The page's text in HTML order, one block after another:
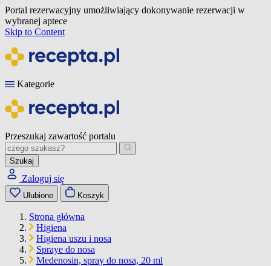
Portal rezerwacyjny umożliwiający dokonywanie rezerwacji w
wybranej aptece
Skip to Content
Kategorie
Przeszukaj zawartość portalu
Szukaj
Zaloguj się
Ulubione Koszyk
Strona główna
Higiena
Higiena uszu i nosa
Spraye do nosa
Medenosin, spray do nosa, 20 ml